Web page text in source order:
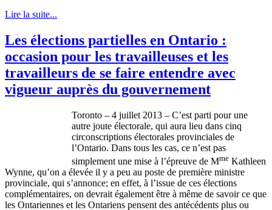
Lire la suite...
Les élections partielles en Ontario :
occasion pour les travailleuses et les
travailleurs de se faire entendre avec
vigueur auprès du gouvernement
Toronto – 4 juillet 2013 – C’est parti pourune
autre joute électorale, qui aura lieu dans cinq
circonscriptions électorales provinciales de
l’Ontario. Dans tous les cas, ce n’est pas
simplement une mise à l’épreuve de Mme Kathleen
Wynne, qu’on a élevée il y a peu au poste de première ministre
provinciale, qui s’annonce; en effet, à l’issue de ces élections
complémentaires, on devrait également être à même de savoirce que
les Ontariennes et les Ontariens pensent des antécédents plus ou